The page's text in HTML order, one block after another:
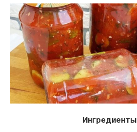
Ингредиенты